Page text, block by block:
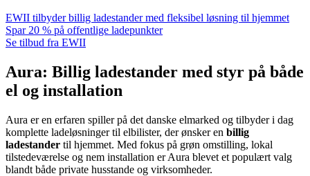
EWII tilbyder billig ladestander med fleksibel løsning til hjemmet
Spar 20 % på offentlige ladepunkter
Se tilbud fra EWII
Aura: Billig ladestander med styr på både
el og installation
Aura er en erfaren spiller på det danske elmarked og tilbyder i dag
komplette ladeløsninger til elbilister, der ønsker en billig
ladestander til hjemmet. Med fokus på grøn omstilling, lokal
tilstedeværelse og nem installation er Aura blevet et populært valg
blandt både private husstande og virksomheder.